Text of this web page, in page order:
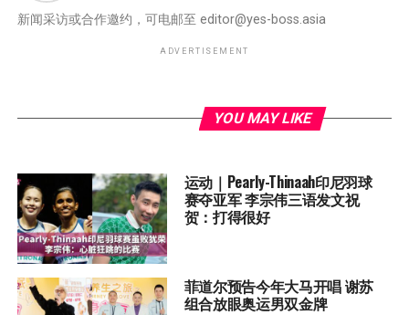
新闻采访或合作邀约，可电邮至 editor@yes-boss.asia
ADVERTISEMENT
YOU MAY LIKE
运动｜Pearly-Thinaah印尼羽球
赛夺亚军 李宗伟三语发文祝
贺：打得很好
菲道尔预告今年大马开唱 谢苏
组合放眼奥运男双金牌